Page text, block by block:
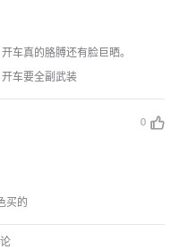
开车真的胳膊还有脸巨晒。
开车要全副武装
0
买的